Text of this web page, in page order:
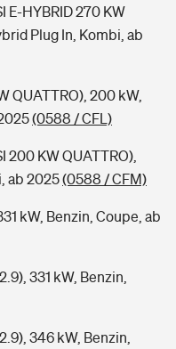
E-HYBRID 270 KW
Plug In, Kombi, ab
QUATTRO), 200 kW,
(0588 / CFL)
200 KW QUATTRO),
ab 2025(0588 / CFM)
kW, Benzin, Coupe, ab
331 kW, Benzin,
346 kW, Benzin,